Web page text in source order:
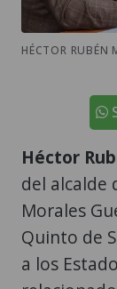
HÉCTOR RUBÉN
Héctor
del alcalde
Morales
Quinto de
a los